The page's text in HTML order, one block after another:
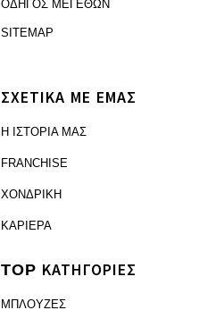
ΟΔΗΓΟΣ ΜΕΓΕΘΩΝ
SITEMAP
ΣΧΕΤΙΚΑ ΜΕ ΕΜΑΣ
Η ΙΣΤΟΡΙΑ ΜΑΣ
FRANCHISE
ΧΟΝΔΡΙΚΗ
ΚΑΡΙΕΡΑ
TOP ΚΑΤΗΓΟΡΙΕΣ
ΜΠΛΟΥΖΕΣ